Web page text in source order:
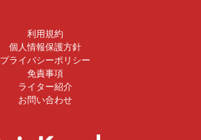
利用規約
個人情報保護方針
プライバシーポリシー
免責事項
ライター紹介
お問い合わせ